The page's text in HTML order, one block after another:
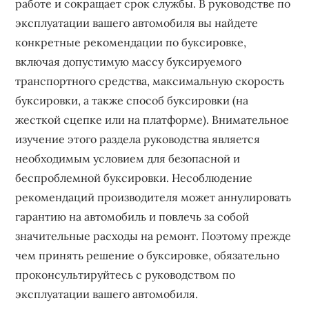
работе и сокращает срок службы. В руководстве по
эксплуатации вашего автомобиля вы найдете
конкретные рекомендации по буксировке,
включая допустимую массу буксируемого
транспортного средства, максимальную скорость
буксировки, а также способ буксировки (на
жесткой сцепке или на платформе). Внимательное
изучение этого раздела руководства является
необходимым условием для безопасной и
беспроблемной буксировки. Несоблюдение
рекомендаций производителя может аннулировать
гарантию на автомобиль и повлечь за собой
значительные расходы на ремонт. Поэтому прежде
чем принять решение о буксировке, обязательно
проконсультируйтесь с руководством по
эксплуатации вашего автомобиля.